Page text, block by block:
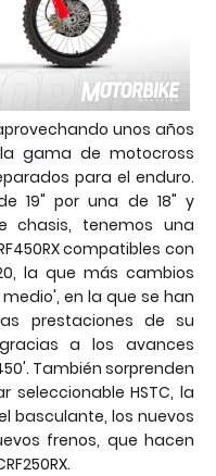
unos años
gama de motocross
para el enduro.
19" por una de 18" y
chasis, tenemos una
compatibles con
la que más cambios
en la que se han
prestaciones de su
a los avances
También sorprenden
HSTC, la
basculante, los nuevos
frenos, que hacen